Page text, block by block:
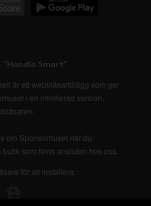
"Handla Smart"
är ett webbläsartillägg som ger
i en minifierad version,
om Sponsorhuset när du
butik som finns ansluten hos oss.
för att installera: